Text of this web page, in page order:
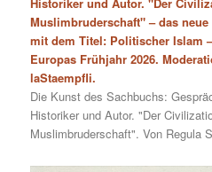
Muslimbruderschaft" – das
mit dem Titel: Politischer Islam
Europas Frühjahr 2026.
laStaempfli.
Die Kunst des Sachbuchs:
Historiker und Autor. "Der
Muslimbruderschaft". Von Regula